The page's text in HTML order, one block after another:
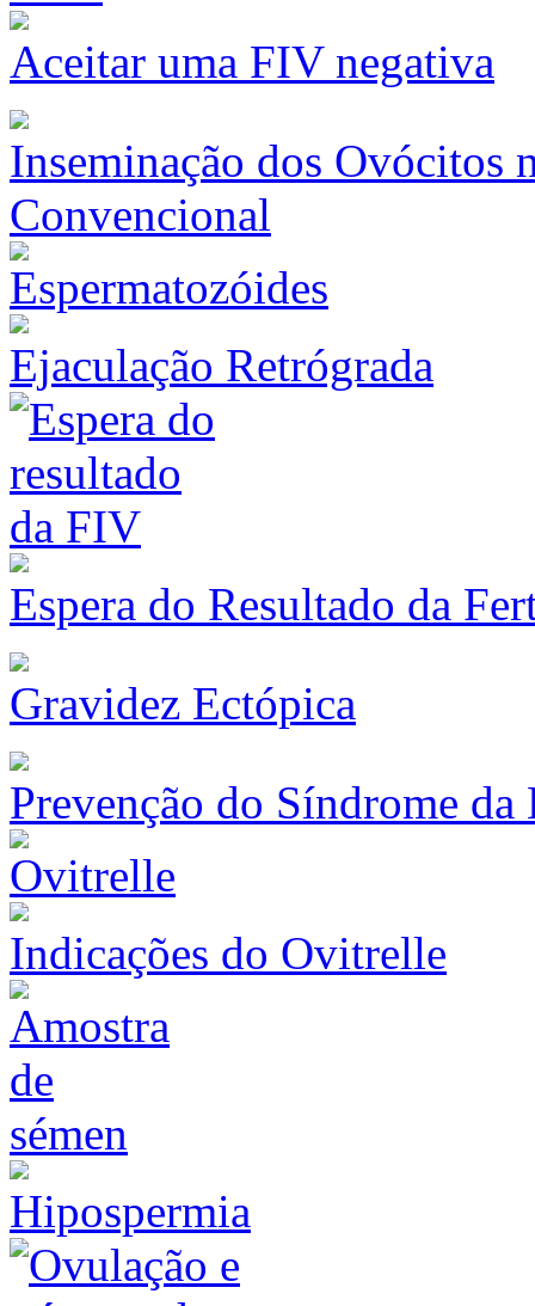
Aceitar uma FIV negativa
Inseminação dos Ovócitos
Convencional
Ejaculação Retrógrada
Espera do Resultado da
Gravidez Ectópica
Prevenção do Síndrome
Indicações do Ovitrelle
Hipospermia